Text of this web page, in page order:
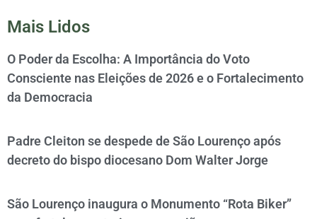
Mais Lidos
O Poder da Escolha: A Importância do Voto
Consciente nas Eleições de 2026 e o Fortalecimento
da Democracia
Padre Cleiton se despede de São Lourenço após
decreto do bispo diocesano Dom Walter Jorge
São Lourenço inaugura o Monumento “Rota Biker”